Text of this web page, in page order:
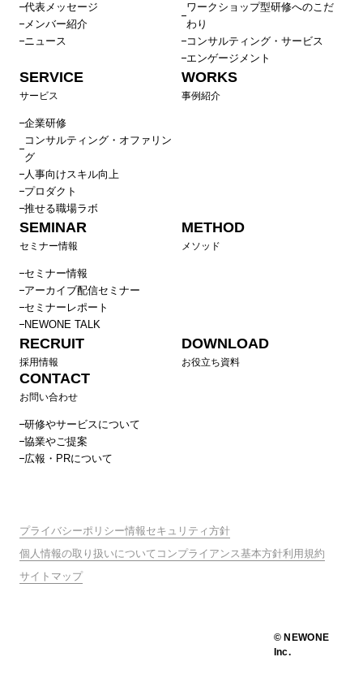
代表メッセージ
メンバー紹介
ニュース
ワークショップ型研修へのこだ
わり
コンサルティング・サービス
エンゲージメント
SERVICE
サービス
企業研修
コンサルティング・オファリン
グ
人事向けスキル向上
プロダクト
推せる職場ラボ
WORKS
事例紹介
SEMINAR
セミナー情報
セミナー情報
アーカイブ配信セミナー
セミナーレポート
NEWONE TALK
METHOD
メソッド
RECRUIT
採用情報
DOWNLOAD
お役立ち資料
CONTACT
お問い合わせ
研修やサービスについて
協業やご提案
広報・PRについて
プライバシーポリシー情報セキュリティ方針
個人情報の取り扱いについて コンプライアンス基本方針利用規約
サイトマップ
© NEWONE
Inc.